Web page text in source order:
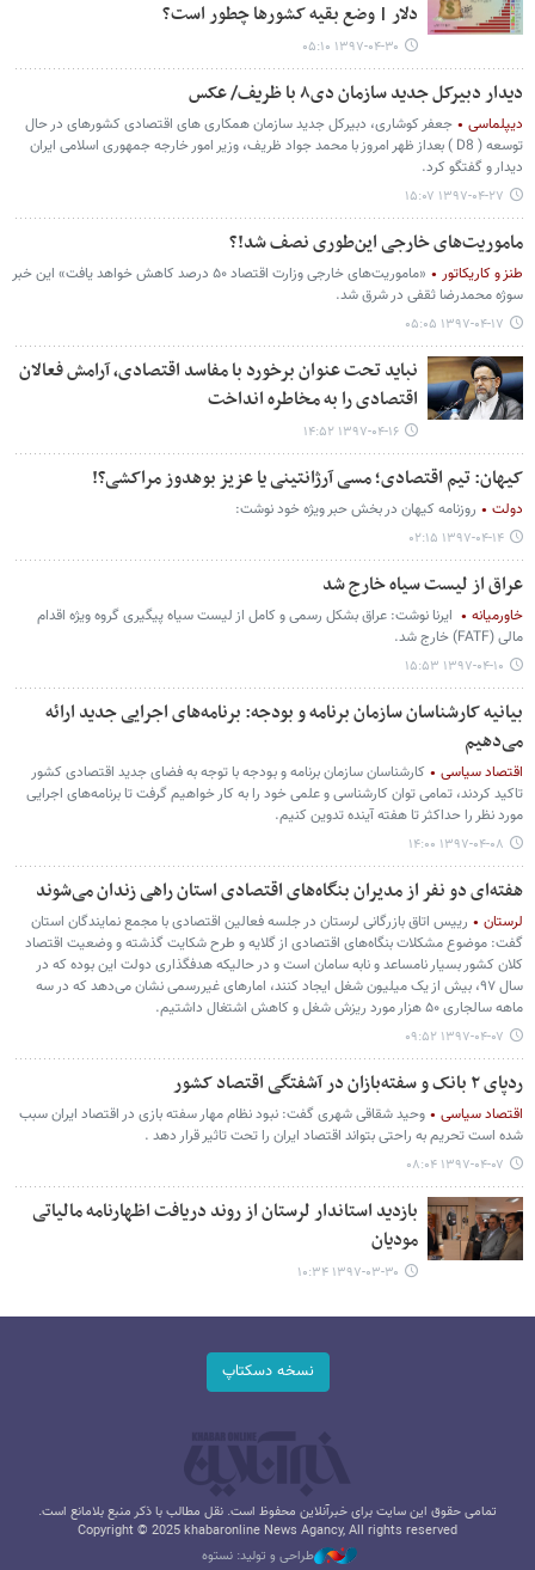
دلار | وضع بقیه کشورها چطور است؟
۱۳۹۷-۰۴-۳۰ ۰۵:۱۰
دیدار دبیرکل جدید سازمان دی۸ با ظریف/ عکس
دیپلماسی
جعفر کوشاری، دبیرکل جدید سازمان همکاری های اقتصادی کشورهای در حال
توسعه ( D8 ) بعداز ظهر امروز با محمد جواد ظریف، وزیر امور خارجه جمهوری اسلامی ایران
دیدار و گفتگو کرد.
۱۳۹۷-۰۴-۲۷ ۱۵:۰۷
ماموریت‌های خارجی این‌طوری نصف شد!؟
طنز و کاریکاتور
«ماموریت‌های خارجی وزارت اقتصاد ۵۰ درصد کاهش خواهد یافت» این خبر
سوژه محمدرضا ثقفی در شرق شد.
۱۳۹۷-۰۴-۱۷ ۰۵:۰۵
نباید تحت عنوان برخورد با مفاسد اقتصادی، آرامش فعالان
اقتصادی را به مخاطره انداخت
۱۳۹۷-۰۴-۱۶ ۱۴:۵۲
کیهان: تیم اقتصادی؛ مسی آرژانتینی یا عزیز بوهدوز مراکشی؟!
دولت روزنامه کیهان در بخش حبر ویژه خود نوشت:
۱۳۹۷-۰۴-۱۴ ۰۲:۱۵
عراق از لیست سیاه خارج شد
خاورمیانه
ایرنا نوشت: عراق بشکل رسمی و کامل از لیست سیاه پیگیری گروه ویژه اقدام
مالی (FATF) خارج شد.
۱۳۹۷-۰۴-۱۰ ۱۵:۵۳
بیانیه کارشناسان سازمان برنامه و بودجه: برنامه‌های اجرایی جدید ارائه
می‌دهیم
اقتصاد سیاسی
کارشناسان سازمان برنامه و بودجه با توجه به فضای جدید اقتصادی کشور
تاکید کردند، تمامی توان کارشناسی و علمی خود را به کار خواهیم گرفت تا برنامه‌های اجرایی
مورد نظر را حداکثر تا هفته آینده تدوین کنیم.
۱۳۹۷-۰۴-۰۸ ۱۴:۰۰
هفته‌ای دو نفر از مدیران بنگاه‌های اقتصادی استان راهی زندان می‌شوند
لرستان
رییس اتاق بازرگانی لرستان در جلسه فعالین اقتصادی با مجمع نمایندگان استان
گفت: موضوع مشکلات بنگاه‌های اقتصادی از گلایه و طرح شکایت گذشته و وضعیت اقتصاد
کلان کشور بسیار نامساعد و نابه سامان است و در حالیکه هدفگذاری دولت این بوده که در
سال ۹۷، بیش از یک میلیون شغل ایجاد کنند، امارهای غیررسمی نشان می‌دهد که در سه
ماهه سالجاری ۵۰ هزار مورد ریزش شغل و کاهش اشتغال داشتیم.
۱۳۹۷-۰۴-۰۷ ۰۹:۵۲
ردپای ۲ بانک و سفته‌بازان در آشفتگی اقتصاد کشور
اقتصاد سیاسی
وحید شقاقی شهری گفت: نبود نظام مهار سفته بازی در اقتصاد ایران سبب
شده است تحریم به راحتی بتواند اقتصاد ایران را تحت تاثیر قرار دهد .
۱۳۹۷-۰۴-۰۷ ۰۸:۰۴
بازدید استاندار لرستان از روند دریافت اظهارنامه مالیاتی
مودیان
۱۳۹۷-۰۳-۳۰ ۱۰:۳۴
نسخه دسکتاپ
تمامی حقوق این سایت برای خبرآنلاین محفوظ است. نقل مطالب با ذکر منبع بلامانع است.
Copyright © 2025 khabaronline News Agancy, All rights reserved
طراحی و تولید: نستوه